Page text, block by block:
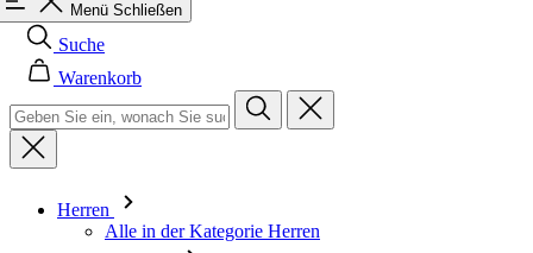
Menü Schließen
Suche
Warenkorb
Herren
Alle in der Kategorie Herren